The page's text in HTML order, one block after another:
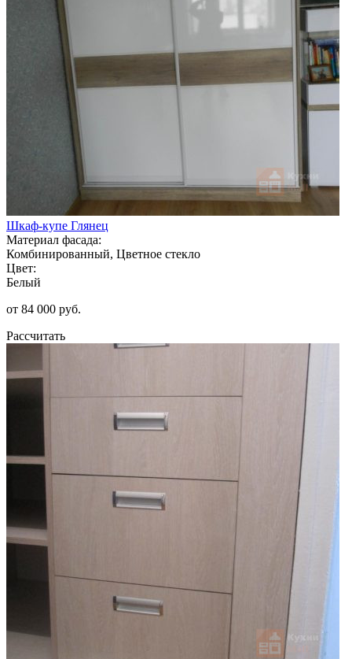
Шкаф-купе Глянец
Материал фасада:
Комбинированный, Цветное стекло
Цвет:
Белый
от 84 000 руб.
Рассчитать